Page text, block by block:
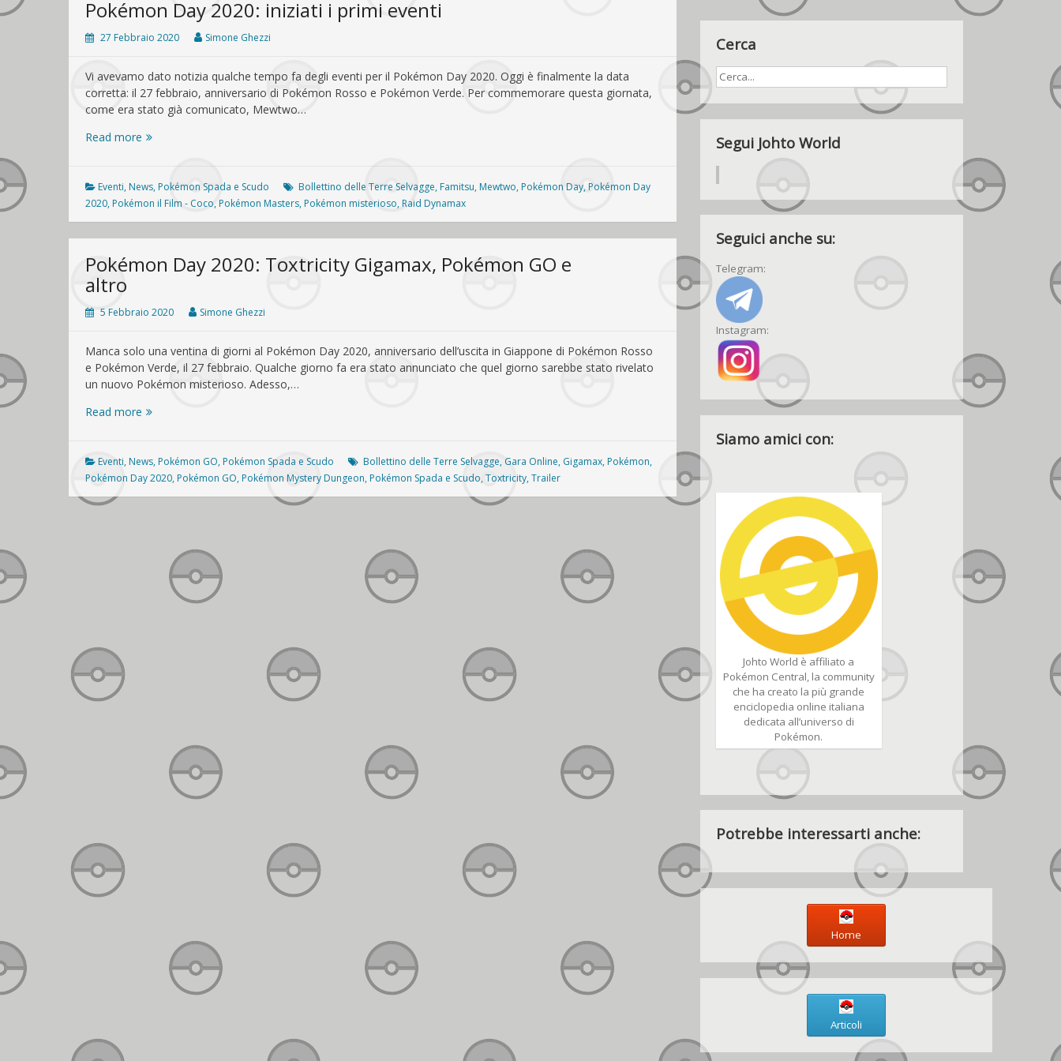
Pokémon Day 2020: iniziati i primi eventi
27 Febbraio 2020 Simone Ghezzi
Vi avevamo dato notizia qualche tempo fa degli eventi per il Pokémon Day 2020. Oggi è finalmente la data
corretta: il 27 febbraio, anniversario di Pokémon Rosso e Pokémon Verde. Per commemorare questa giornata,
come era stato già comunicato, Mewtwo…
Read more Pokémon
iniziati
i
primi
eventi
Eventi, News, Pokémon Spada e Scudo Bollettino delle Terre Selvagge, Famitsu, Mewtwo, Pokémon Day,Pokémon Day
2020, Pokémon il Film - Coco, Pokémon Masters, Pokémon misterioso,Raid Dynamax
Pokémon Day 2020: Toxtricity Gigamax, Pokémon GO e
altro
5 Febbraio 2020 Simone Ghezzi
Manca solo una ventina di giorni al Pokémon Day 2020, anniversario dell’uscita in Giappone di Pokémon Rosso
e Pokémon Verde, il 27 febbraio. Qualche giorno fa era stato annunciato che quel giorno sarebbe stato rivelato
un nuovo Pokémon misterioso. Adesso,…
Read more Pokémon
Toxtricity
Gigamax,
Pokémon
Eventi, News, Pokémon GO, Pokémon Spada e Scudo Bollettino delle Terre Selvagge, Gara Online, Gigamax, Pokémon,
Pokémon Day 2020, Pokémon GO, Pokémon Mystery Dungeon, Pokémon Spada e Scudo,Toxtricity,Trailer
Cerca
Segui Johto World
Seguici anche su:
Telegram:
Instagram:
Siamo amici con:
Johto World è affiliato a
Pokémon Central, la community
che ha creato la più grande
enciclopedia online italiana
dedicata all’universo di
Pokémon.
Potrebbe interessarti anche:
Home
Articoli